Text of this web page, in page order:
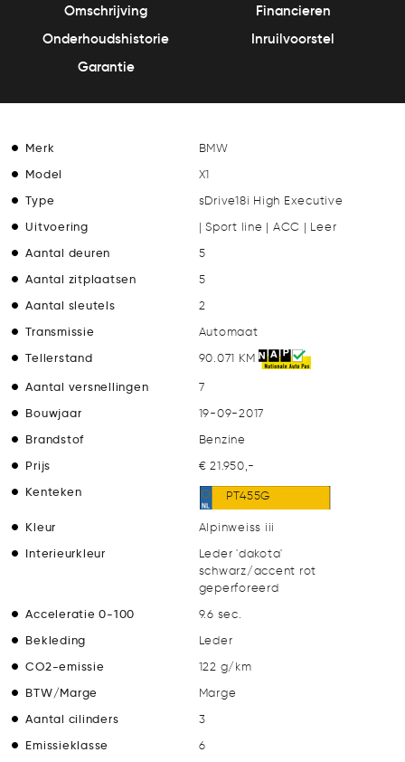
Omschrijving
Financieren
Onderhoudshistorie
Inruilvoorstel
Garantie
Merk BMW
Model X1
Type sDrive18i High Executive
Uitvoering | Sport line | ACC | Leer
Aantal deuren 5
Aantal zitplaatsen 5
Aantal sleutels 2
Transmissie Automaat
Tellerstand 90.071 KM
Aantal versnellingen 7
Bouwjaar 19-09-2017
Brandstof Benzine
Prijs € 21.950,-
Kenteken PT455G
Kleur Alpinweiss iii
Interieurkleur
Leder 'dakota'
schwarz/accent rot
geperforeerd
Acceleratie 0-100 9.6 sec.
Bekleding Leder
CO2-emissie 122 g/km
BTW/Marge Marge
Aantal cilinders 3
Emissieklasse 6